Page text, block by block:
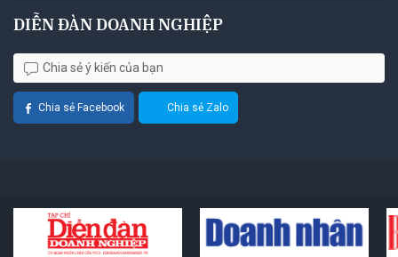
DIỄN ĐÀN DOANH NGHIỆP
Chia sẻ ý kiến của bạn
Chia sẻ Facebook Chia sẻ Zalo